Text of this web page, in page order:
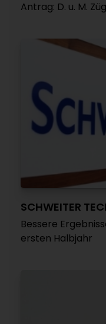
Antrag: D. u. M.
SCHWEITER
Bessere
ersten Halbjahr